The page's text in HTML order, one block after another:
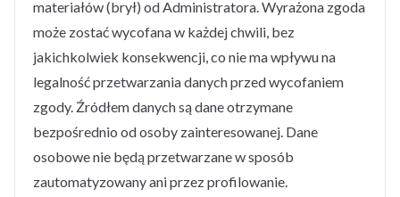
materiałów (brył) od Administratora. Wyrażona zgoda
może zostać wycofana w każdej chwili, bez
jakichkolwiek konsekwencji, co nie ma wpływu na
legalność przetwarzania danych przed wycofaniem
zgody. Źródłem danych są dane otrzymane
bezpośrednio od osoby zainteresowanej. Dane
osobowe nie będą przetwarzane w sposób
zautomatyzowany ani przez profilowanie.